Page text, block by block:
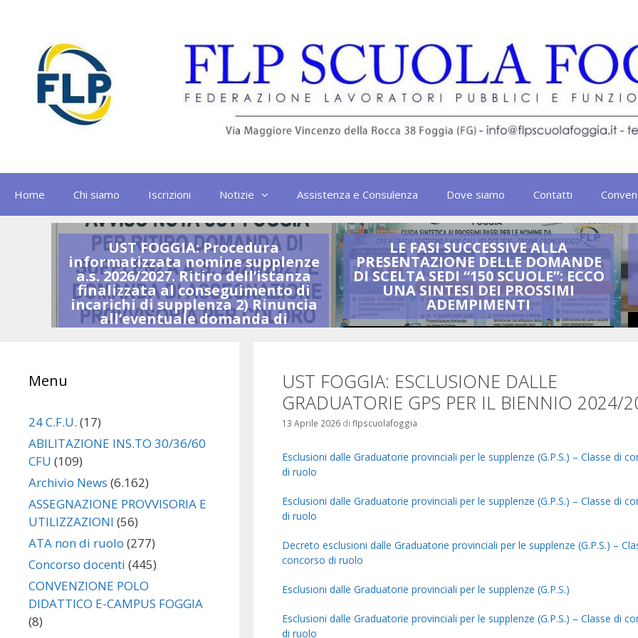
Home Chi siamo Iscrizioni Notizie Assistenza e Consulenza Dove siamo Contatti
UST FOGGIA: Procedura
informatizzata nomine supplenze
a.s. 2026/2027. Ritiro dell’istanza
finalizzata al conseguimento di
incarichi di supplenza 2) Rinuncia
all’eventuale domanda di
utilizzazione e/o assegnazione
Leggi il seguito
LE FASI SUCCESSIVE ALLA
PRESENTAZIONE DELLE DOMANDE
DI SCELTA SEDI “150 SCUOLE”: ECCO
UNA SINTESI DEI PROSSIMI
ADEMPIMENTI
UST FOGGIA: ESCLUSIONE DALLE
GRADUATORIE GPS PER IL BIENNIO 2024/
13 Aprile 2026 di flpscuolafoggia
Esclusioni dalle Graduatorie provinciali per le supplenze (G.P.S.) – Classe di
di ruolo
Esclusioni dalle Graduatorie provinciali per le supplenze (G.P.S.) – Classe di
di ruolo
Decreto esclusioni dalle Graduatorie provinciali per le supplenze (G.P.S.) –
concorso di ruolo
Esclusioni dalle Graduatorie provinciali per le supplenze (G.P.S.)
Esclusioni dalle Graduatorie provinciali per le supplenze (G.P.S.) – Classe di
di ruolo
Menu
24 C.F.U. (17)
ABILITAZIONE INS.TO 30/36/60
CFU (109)
Archivio News (6.162)
ASSEGNAZIONE PROVVISORIA E
UTILIZZAZIONI (56)
ATA non di ruolo (277)
Concorso docenti (445)
CONVENZIONE POLO
DIDATTICO E-CAMPUS FOGGIA
(8)